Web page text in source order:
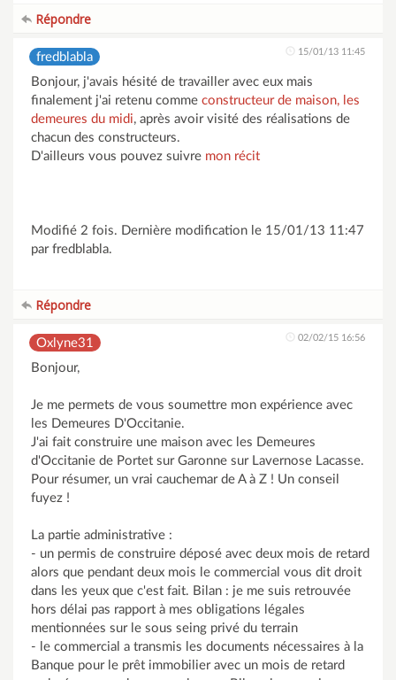
Répondre
fredblabla 15/01/13 11:45
Bonjour, j'avais hésité de travailler avec eux mais
finalement j'ai retenu comme constructeur de maison, les
demeures du midi, après avoir visité des réalisations de
chacun des constructeurs.
D'ailleurs vous pouvez suivre mon récit
Modifié 2 fois. Dernière modification le 15/01/13 11:47
par fredblabla.
Répondre
Oxlyne31 02/02/15 16:56
Bonjour,
Je me permets de vous soumettre mon expérience avec
les Demeures D'Occitanie.
J'ai fait construire une maison avec les Demeures
d'Occitanie de Portet sur Garonne sur Lavernose Lacasse.
Pour résumer, un vrai cauchemar de A à Z ! Un conseil
fuyez !
La partie administrative :
- un permis de construire déposé avec deux mois de retard
alors que pendant deux mois le commercial vous dit droit
dans les yeux que c'est fait. Bilan : je me suis retrouvée
hors délai pas rapport à mes obligations légales
mentionnées sur le sous seing privé du terrain
- le commercial a transmis les documents nécessaires à la
Banque pour le prêt immobilier avec un mois de retard